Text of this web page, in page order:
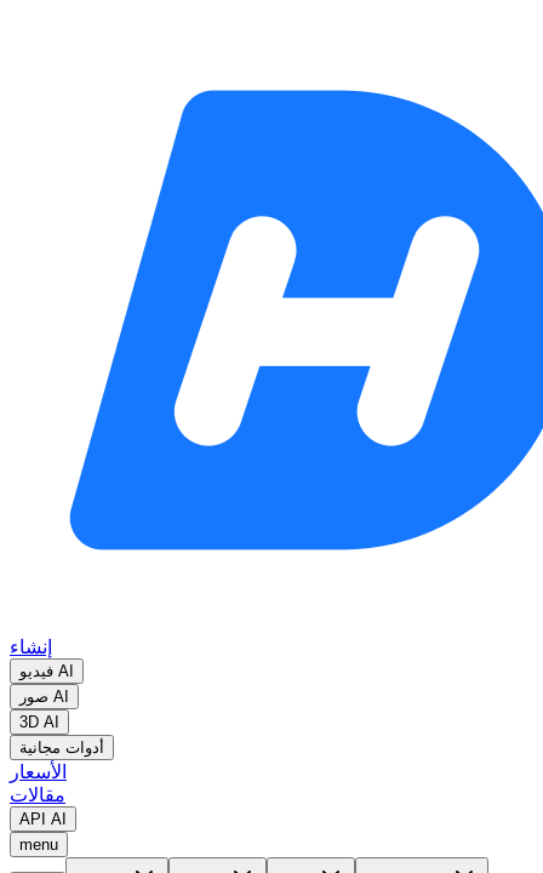
إنشاء
فيديو AI
صور AI
3D AI
أدوات مجانية
الأسعار
مقالات
API AI
menu